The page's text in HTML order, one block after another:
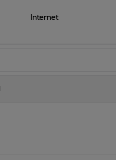
Internet